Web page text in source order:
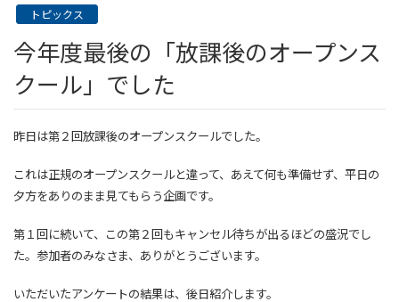
トピックス
今年度最後の「放課後のオープンス
クール」でした
昨日は第２回放課後のオープンスクールでした。
これは正規のオープンスクールと違って、あえて何も準備せず、平日の
夕方をありのまま見てもらう企画です。
第１回に続いて、この第２回もキャンセル待ちが出るほどの盛況でし
た。参加者のみなさま、ありがとうございます。
いただいたアンケートの結果は、後日紹介します。